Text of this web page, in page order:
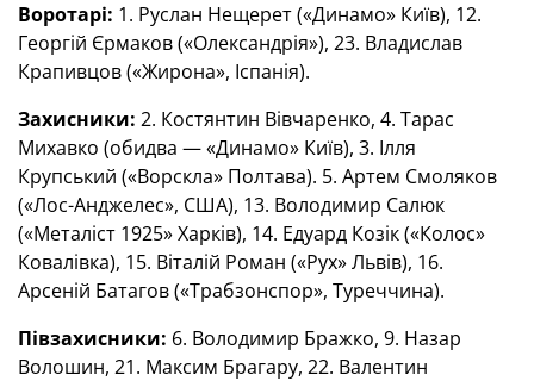
Воротарі: 1. Руслан Нещерет («Динамо» Київ), 12.
Георгій Єрмаков («Олександрія»), 23. Владислав
Крапивцов («Жирона», Іспанія).
Захисники: 2. Костянтин Вівчаренко, 4. Тарас
Михавко (обидва — «Динамо» Київ), 3. Ілля
Крупський («Ворскла» Полтава). 5. Артем Смоляков
(«Лос-Анджелес», США), 13. Володимир Салюк
(«Металіст 1925» Харків), 14. Едуард Козік («Колос»
Ковалівка), 15. Віталій Роман («Рух» Львів), 16.
Арсеній Батагов («Трабзонспор», Туреччина).
Півзахисники: 6. Володимир Бражко, 9. Назар
Волошин, 21. Максим Брагару, 22. Валентин